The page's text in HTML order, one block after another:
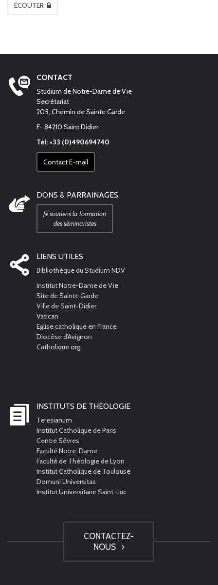
ÉCOUTER
CONTACT
Studium de Notre-Dame de Vie
Secrétariat
205, Chemin de Sainte Garde
F- 84210 Saint Didier
Tél: +33 (0)490694740
Contact E-mail
DONS & PARRAINAGES
Je soutiens la formation
des séminaristes
LIENS UTILES
Bibliothèque du Studium NDV
Institut Notre-Dame de Vie
Site de Sainte Garde
Ville de Saint-Didier
Vatican
Eglise catholique en France
Diocèse d'Avignon
Catholique.org
INSTITUTS DE THÉOLOGIE
Teresianum
Institut Catholique de Paris
Centre Sèvres
Faculté Notre-Dame
Faculté de Théologie de Lyon
Institut Catholique de Toulouse
Domuni Universitas
Institut Universitaire Saint-Luc
CONTACTEZ-
NOUS